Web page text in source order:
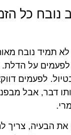
נובח כל
לא תמיד נובח
לפעמים על
לפעמים
דבר, אבל
את הבעיה,